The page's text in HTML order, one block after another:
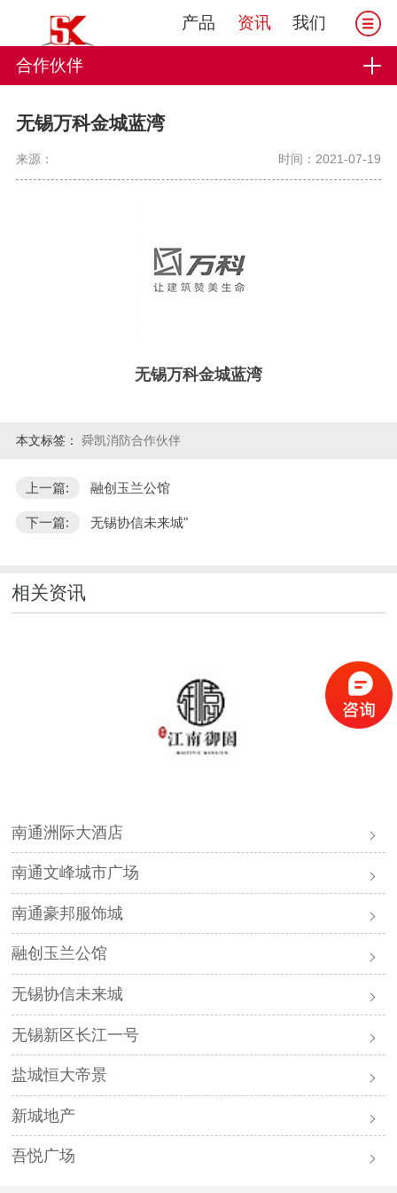
产品 资讯 我们
合作伙伴
无锡万科金城蓝湾
来源： 时间：2021-07-19
无锡万科金城蓝湾
本文标签： 舜凯消防合作伙伴
上一篇: 融创玉兰公馆
下一篇: 无锡协信未来城"
相关资讯
南通洲际大酒店
南通文峰城市广场
南通豪邦服饰城
融创玉兰公馆
无锡协信未来城
无锡新区长江一号
盐城恒大帝景
新城地产
吾悦广场